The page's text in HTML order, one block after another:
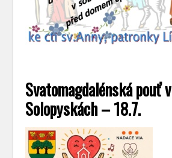
Svatomagdalénská pouť v
Solopyskách – 18.7.